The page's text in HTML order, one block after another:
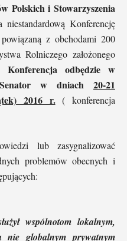
Polskich i Stowarzyszenia
niestandardową Konferencję
z obchodami 200
Rolniczego założonego
Konferencja odbędzie w
w dniach 20-21
2016 r.( konferencja
lub zasygnalizować
problemów obecnych i
wspólnotom lokalnym,
globalnym prywatnym